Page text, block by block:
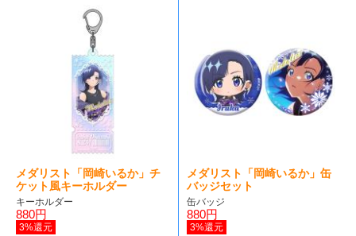
メダリスト「岡崎いるか」チ
ケット風キーホルダー
キーホルダー
880円
3%還元
メダリスト「岡崎いるか」缶
バッジセット
缶バッジ
880円
3%還元